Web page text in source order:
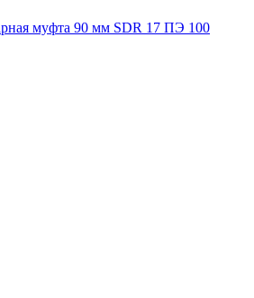
муфта 90 мм SDR 17 ПЭ 100